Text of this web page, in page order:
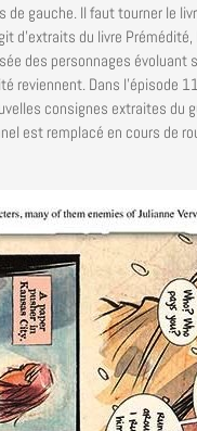
gauche. Il faut tourner le
d’extraits du livre
des personnages évoluant
reviennent. Dans l’épisode
consignes extraites du
est remplacé en cours de